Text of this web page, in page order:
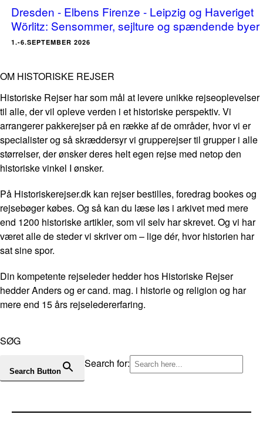
Dresden - Elbens Firenze - Leipzig og Haveriget
Wörlitz: Sensommer, sejlture og spændende byer
1.-6.SEPTEMBER 2026
OM HISTORISKE REJSER
Historiske Rejser har som mål at levere unikke rejseoplevelser
til alle, der vil opleve verden i et historiske perspektiv. Vi
arrangerer pakkerejser på en række af de områder, hvor vi er
specialister og så skræddersyr vi grupperejser til grupper i alle
størrelser, der ønsker deres helt egen rejse med netop den
historiske vinkel I ønsker.
På Historiskerejser.dk kan rejser bestilles, foredrag bookes og
rejsebøger købes. Og så kan du læse løs i arkivet med mere
end 1200 historiske artikler, som vil selv har skrevet. Og vi har
været alle de steder vi skriver om – lige dér, hvor historien har
sat sine spor.
Din kompetente rejseleder hedder hos Historiske Rejser
hedder Anders og er cand. mag. i historie og religion og har
mere end 15 års rejseledererfaring.
SØG
Search for:
Search Button